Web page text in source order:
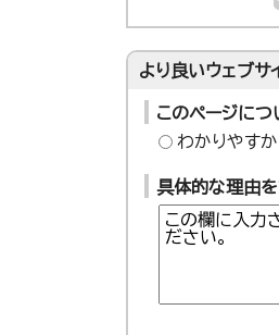
より良いウェブサ
このページに
わかりやすか
具体的な理由